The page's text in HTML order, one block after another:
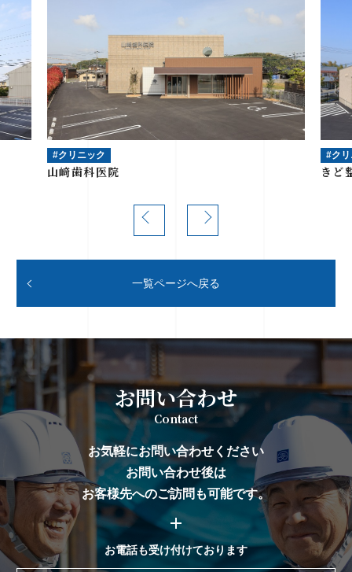
#クリニック
山﨑歯科医院
#ク
きど
一覧ページへ戻る
お問い合わせ
Contact
お気軽にお問い合わせください
お問い合わせ後は
お客様先へのご訪問も可能です。
お電話も受け付けております